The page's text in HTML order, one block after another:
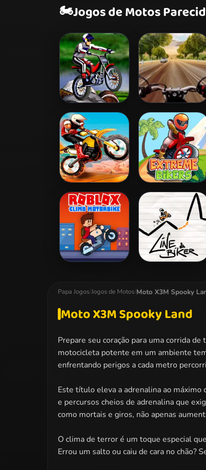
🏍️Jogos de Motos
Bike Mania Highway Rider
Extreme
Moto Beach Ride Extreme Bikers
Papa Jogos/Jogos de Motos/Moto X3M Spooky
Moto X3M Spooky Land
Prepare seu coração para uma corrida
motocicleta potente em um ambiente
enfrentando perigos a cada metro
Este título eleva a adrenalina ao
e percursos cheios de adrenalina que
como mortais e giros, não apenas
O clima de terror é um toque especial
Errou um salto ou caiu de cara no chão?